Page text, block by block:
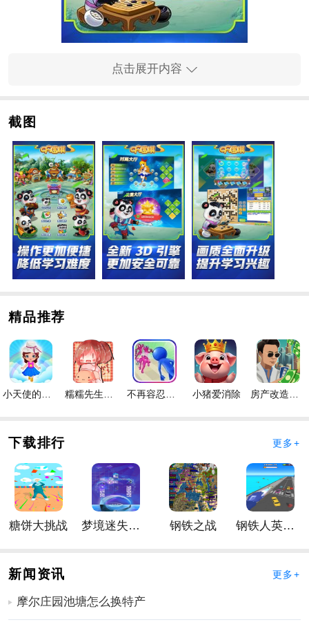
软件特色
1、你可以根据自己的实力选择对手的实力
2、我们可以为您提供一批实力相当的围棋玩家
3、这是一个非常好的围棋学习和交流平台
4、让孩子们快速学习围棋，成为围棋高手
软件亮点
1、它还可以让老师和你下棋，指导围棋教学
的水平
5、通过简单的注册和登录，您可以玩围棋
软件优势
1、让孩子快速学习围棋知识，成为围棋高手
4、具有围棋重演功能，进行整体分割
软件相关
1、有一个漂亮的围棋 手游
界面，让您可以获得出色的视
觉体验
2、只需注册并登录绿色资源网络，即可玩围棋
高水平
更多好玩实用的手游，请持续关注
点击展开内容
截图
精品推荐
小天使的冒险手游 糯糯先生的面包店手游 不再容忍手游 小猪爱消除 房产改造王游戏手机版手游
下载排行 更多+
糖饼大挑战 梦境迷失星辰 钢铁之战 钢铁人英雄3D
新闻资讯 更多+
摩尔庄园池塘怎么换特产